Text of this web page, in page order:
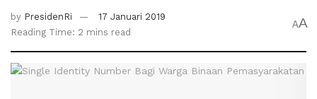
by PresidenRi
17 Januari 2019
Reading Time: 2 mins read
AA